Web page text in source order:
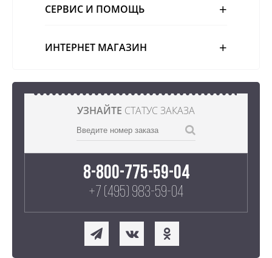
СЕРВИС И ПОМОЩЬ
ИНТЕРНЕТ МАГАЗИН
УЗНАЙТЕ СТАТУС ЗАКАЗА
8-800-775-59-04
+7 (495) 983-59-04